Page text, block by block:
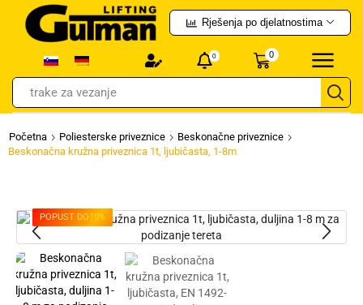
Rješenja po djelatnostima
trake za vezanje
0 0
Početna Poliesterske priveznice
Beskonačne priveznice
Beskonačna kružna priveznica 1t, ljubičasta, 1-8m
POPUST DO10%